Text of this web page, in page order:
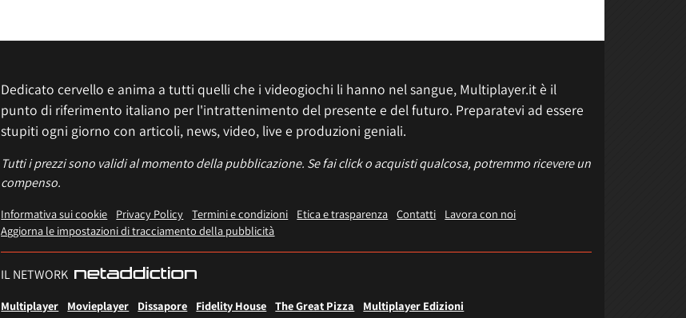
Dedicato cervello e anima a tutti quelli che i videogiochi li hanno nel sangue, Multiplayer.it è il
punto di riferimento italiano per l'intrattenimento del presente e del futuro. Preparatevi ad essere
stupiti ogni giorno con articoli, news, video, live e produzioni geniali.
Tutti i prezzi sono validi al momento della pubblicazione. Se fai click o acquisti qualcosa, potremmo ricevere un
compenso.
Informativa sui cookie Privacy Policy Termini e condizioni Etica e trasparenza Contatti
Lavora con noi
Aggiorna le impostazioni di tracciamento della pubblicità
IL NETWORK
Multiplayer Movieplayer Dissapore Fidelity House The Great Pizza Multiplayer Edizioni